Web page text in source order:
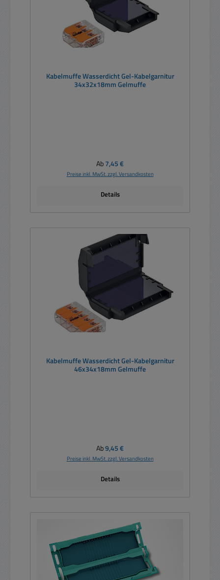
Kabelmuffe Wasserdicht Gel-Kabelgarnitur
34x32x18mm Gelmuffe
Regulärer Preis:
Ab7,45 €
Preise inkl. MwSt. zzgl. Versandkosten
Details
Kabelmuffe Wasserdicht Gel-Kabelgarnitur
46x34x18mm Gelmuffe
Regulärer Preis:
Ab9,45 €
Preise inkl. MwSt. zzgl. Versandkosten
Details